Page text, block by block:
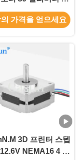
스테핑 스텝 모터
가격을 얻으세요
3D 프린터 스텝
NEMA16 4 단